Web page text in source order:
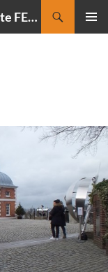
CIELMANIA : le blog de Jean-Baptiste FELDMANN, photographe du ciel